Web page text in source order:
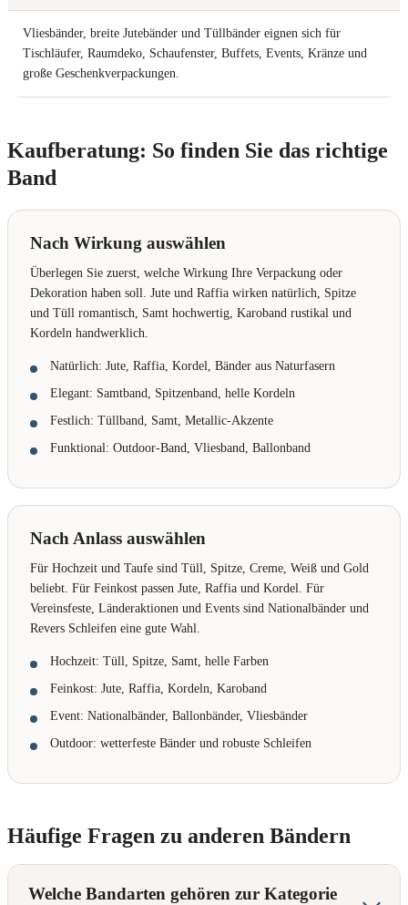
Vliesbänder, breite Jutebänder und Tüllbänder eignen sich für
Tischläufer, Raumdeko, Schaufenster, Buffets, Events, Kränze und
große Geschenkverpackungen.
Kaufberatung: So finden Sie das richtige
Band
Nach Wirkung auswählen
Überlegen Sie zuerst, welche Wirkung Ihre Verpackung oder
Dekoration haben soll. Jute und Raffia wirken natürlich, Spitze
und Tüll romantisch, Samt hochwertig, Karoband rustikal und
Kordeln handwerklich.
Natürlich: Jute, Raffia, Kordel, Bänder aus Naturfasern
Elegant: Samtband, Spitzenband, helle Kordeln
Festlich: Tüllband, Samt, Metallic-Akzente
Funktional: Outdoor-Band, Vliesband, Ballonband
Nach Anlass auswählen
Für Hochzeit und Taufe sind Tüll, Spitze, Creme, Weiß und Gold
beliebt. Für Feinkost passen Jute, Raffia und Kordel. Für
Vereinsfeste, Länderaktionen und Events sind Nationalbänder und
Revers Schleifen eine gute Wahl.
Hochzeit: Tüll, Spitze, Samt, helle Farben
Feinkost: Jute, Raffia, Kordeln, Karoband
Event: Nationalbänder, Ballonbänder, Vliesbänder
Outdoor: wetterfeste Bänder und robuste Schleifen
Häufige Fragen zu anderen Bändern
Welche Bandarten gehören zur Kategorie